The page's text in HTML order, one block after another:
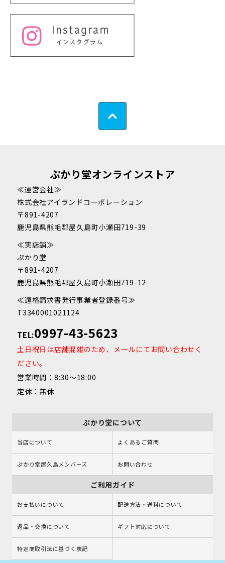
ぷかり堂オンラインストア
≪運営会社≫
株式会社アイランドコーポレーション
〒891-4207
鹿児島県熊毛郡屋久島町小瀬田719-39
≪実店舗≫
ぷかり堂
〒891-4207
鹿児島県熊毛郡屋久島町小瀬田719-12
≪適格請求書発行事業者登録番号≫
T3340001021124
TEL:0997-43-5623
土日祝日は店舗混雑のため、メールにてお問い合わせく
ださい。
営業時間：8:30～18:00
定休：無休
ぷかり堂について
当店について よくあるご質問
ぷかり堂屋久島メンバーズ お問い合わせ
ご利用ガイド
お支払いについて 配送方法・送料について
返品・交換について ギフト対応について
特定商取引法に基づく表記